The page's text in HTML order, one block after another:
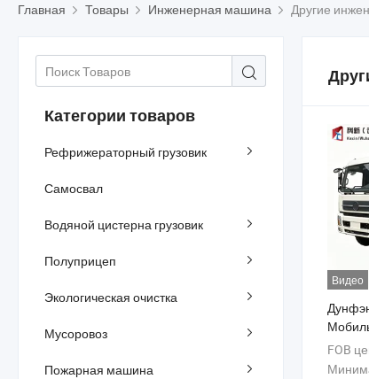
Главная Товары Инженерная машина Другие
Категории товаров
Рефрижераторный грузовик
Самосвал
Водяной цистерна грузовик
Полуприцеп
Экологическая очистка
Мусоровоз
Пожарная машина
Видео
FOB